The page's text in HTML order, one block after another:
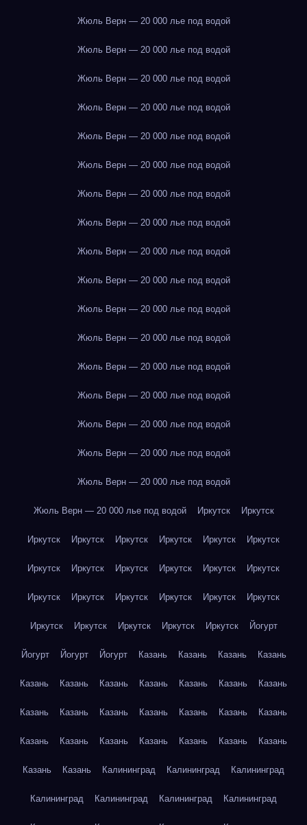
Жюль Верн — 20 000 лье под водой
Жюль Верн — 20 000 лье под водой
Жюль Верн — 20 000 лье под водой
Жюль Верн — 20 000 лье под водой
Жюль Верн — 20 000 лье под водой
Жюль Верн — 20 000 лье под водой
Жюль Верн — 20 000 лье под водой
Жюль Верн — 20 000 лье под водой
Жюль Верн — 20 000 лье под водой
Жюль Верн — 20 000 лье под водой
Жюль Верн — 20 000 лье под водой
Жюль Верн — 20 000 лье под водой
Жюль Верн — 20 000 лье под водой
Жюль Верн — 20 000 лье под водой
Жюль Верн — 20 000 лье под водой
Жюль Верн — 20 000 лье под водой
Жюль Верн — 20 000 лье под водой
Жюль Верн — 20 000 лье под водой Иркутск Иркутск
Иркутск Иркутск Иркутск Иркутск Иркутск Иркутск
Иркутск Иркутск Иркутск Иркутск Иркутск Иркутск
Иркутск Иркутск Иркутск Иркутск Иркутск Иркутск
Иркутск Иркутск Иркутск Иркутск Иркутск Йогурт
Йогурт Йогурт Йогурт Казань Казань Казань Казань
Казань Казань Казань Казань Казань Казань Казань
Казань Казань Казань Казань Казань Казань Казань
Казань Казань Казань Казань Казань Казань Казань
Казань Казань Калининград Калининград Калининград
Калининград Калининград Калининград Калининград